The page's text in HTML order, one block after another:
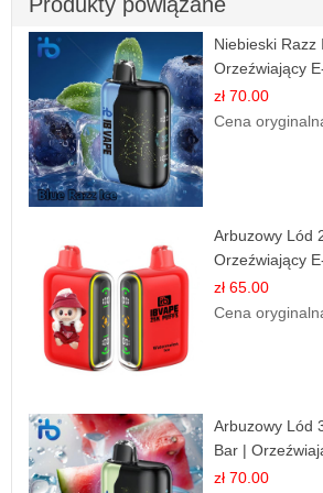
Niebieski Razz
Orzeźwiający
Jednorazowy |
zł 70.00
Cena
Arbuzowy Lód
Orzeźwiający
Jednorazowy
zł 65.00
Cena
Arbuzowy Lód
Bar |
Jednorazowy
zł 70.00